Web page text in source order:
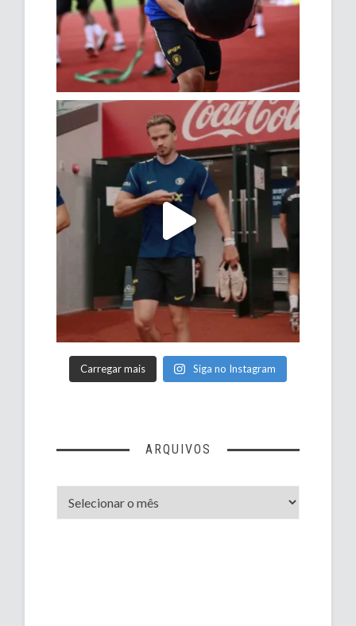
Carregar mais Siga no Instagram
ARQUIVOS